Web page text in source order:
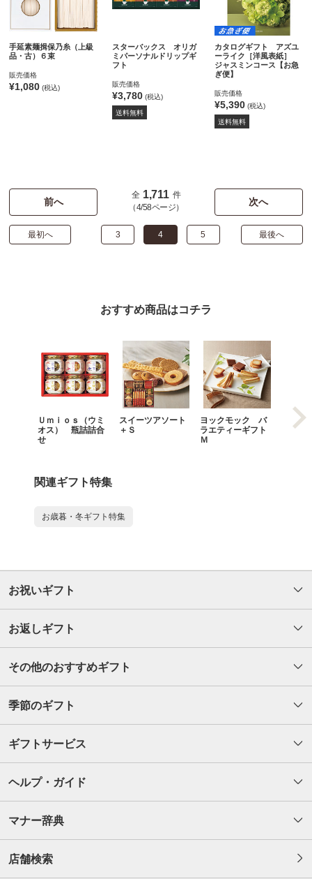
手延素麺揖保乃糸（上級
品・古）６束
販売価格
¥1,080 (税込)
スターバックス オリガ
ミパーソナルドリップギ
フト
販売価格
¥3,780(税込)
送料無料
カタログギフト アズユ
ーライク［洋風表紙］
ジャスミンコース【お急
ぎ便】
販売価格
¥5,390 (税込)
送料無料
前へ 次へ
全 1,711 件
（4/58ページ）
最初へ 3 4 5 最後へ
おすすめ商品はコチラ
Ｕｍｉｏｓ（ウミ
オス） 瓶詰詰合
せ
スイーツアソート
＋Ｓ
ヨックモック バ
ラエティーギフト
Ｍ
ヨッ
ラエテ
関連ギフト特集
お歳暮・冬ギフト特集
お祝いギフト
お返しギフト
その他のおすすめギフト
季節のギフト
ギフトサービス
ヘルプ・ガイド
マナー辞典
店舗検索